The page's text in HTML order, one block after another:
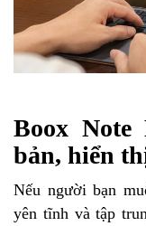
Boox
bản, hiển
Nếu người bạn
yên tĩnh và tập